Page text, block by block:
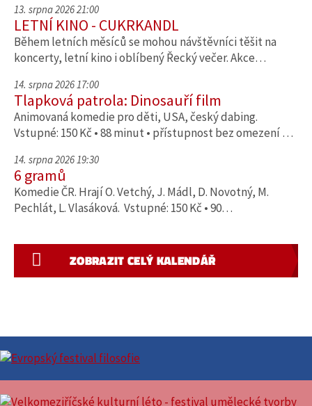
13. srpna 2026 21:00
LETNÍ KINO - CUKRKANDL
Během letních měsíců se mohou návštěvníci těšit na
koncerty, letní kino i oblíbený Řecký večer. Akce…
14. srpna 2026 17:00
Tlapková patrola: Dinosauří film
Animovaná komedie pro děti, USA, český dabing.
Vstupné: 150 Kč • 88 minut • přístupnost bez omezení …
14. srpna 2026 19:30
6 gramů
Komedie ČR. Hrají O. Vetchý, J. Mádl, D. Novotný, M.
Pechlát, L. Vlasáková. Vstupné: 150 Kč • 90…
ZOBRAZIT CELÝ KALENDÁŘ